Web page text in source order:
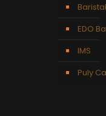
EDO
IMS
Puly